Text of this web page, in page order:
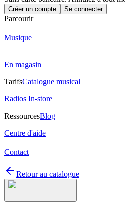
Créer un compte Se connecter
Parcourir
Musique
En magasin
TarifsCatalogue musical
Radios In-store
RessourcesBlog
Centre d'aide
Contact
Retour au catalogue